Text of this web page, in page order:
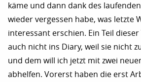
käme und dann dank des
wieder vergessen habe, was letzte
interessant erschien. Ein Teil
auch nicht ins Diary, weil sie nicht
und dem will ich jetzt mit zwei
abhelfen. Vorerst haben die erst